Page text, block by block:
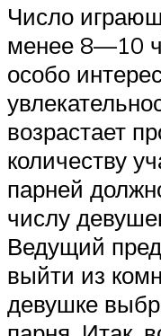
Число
менее 8—10
особо
возрастает
количеству
парней
числу
Ведущий
выйти из
девушке